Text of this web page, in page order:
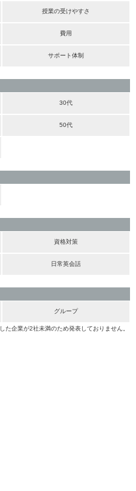
授業の受けやすさ
費用
サポート体制
30代
50代
資格対策
日常英会話
グループ
企業が2社未満のため発表しておりません。